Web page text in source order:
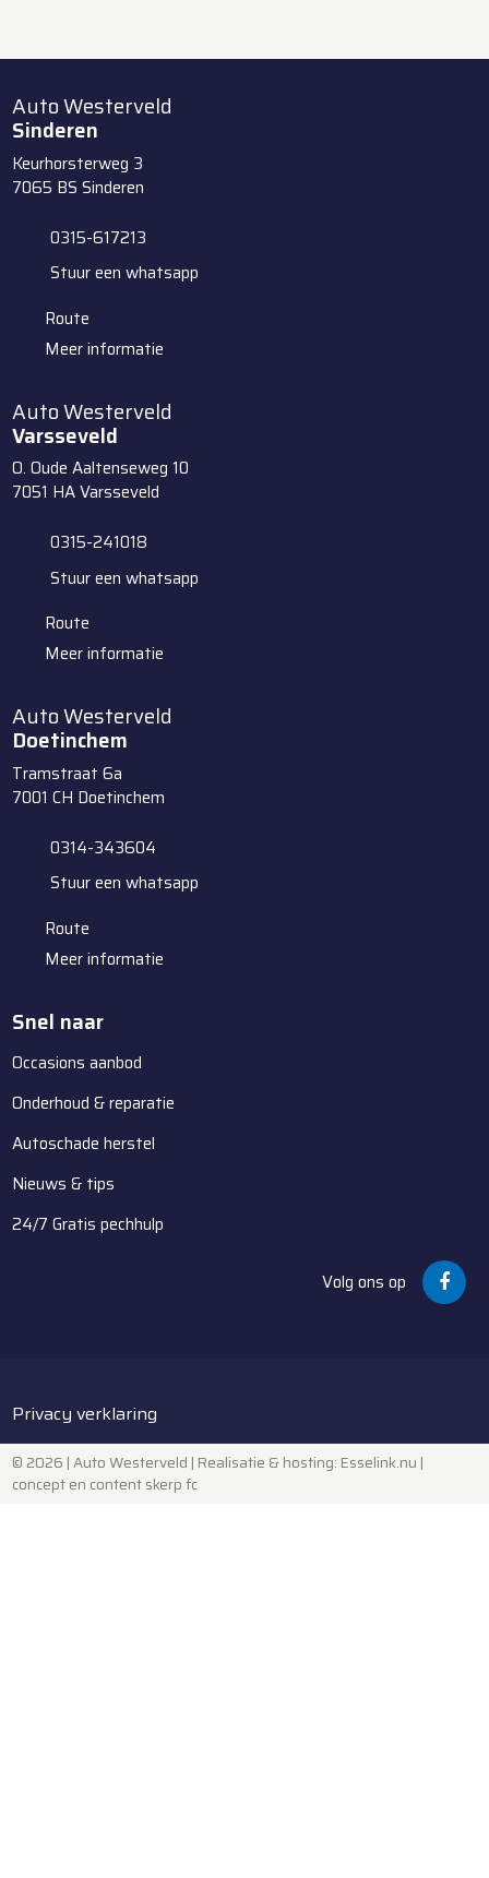
Auto Westerveld
Sinderen
Keurhorsterweg 3
7065 BS Sinderen
0315-617213
Stuur een whatsapp
Route
Meer informatie
Auto Westerveld
Varsseveld
O. Oude Aaltenseweg 10
7051 HAVarsseveld
0315-241018
Stuur een whatsapp
Route
Meer informatie
Auto Westerveld
Doetinchem
Tramstraat 6a
7001 CH Doetinchem
0314-343604
Stuur een whatsapp
Route
Meer informatie
Snel naar
Occasions aanbod
Onderhoud & reparatie
Autoschade herstel
Nieuws & tips
24/7 Gratis pechhulp
Volg ons op
Privacy verklaring
© 2026 | Auto Westerveld | Realisatie & hosting: Esselink.nu |
concept en content skerp fc